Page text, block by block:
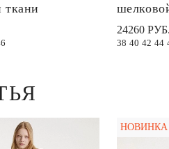
ткани
24260 РУБ.
38 40 42 44
НОВИНКА